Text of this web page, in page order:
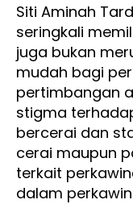
Siti Aminah
seringkali
juga bukan
mudah bagi
pertimbangan
stigma
bercerai dan
cerai maupun
terkait
dalam